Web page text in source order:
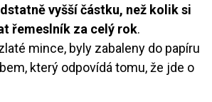
vyšší částku, než kolik si
řemeslník za celý rok.
mince, byly zabaleny do papíru
který odpovídá tomu, že jde o